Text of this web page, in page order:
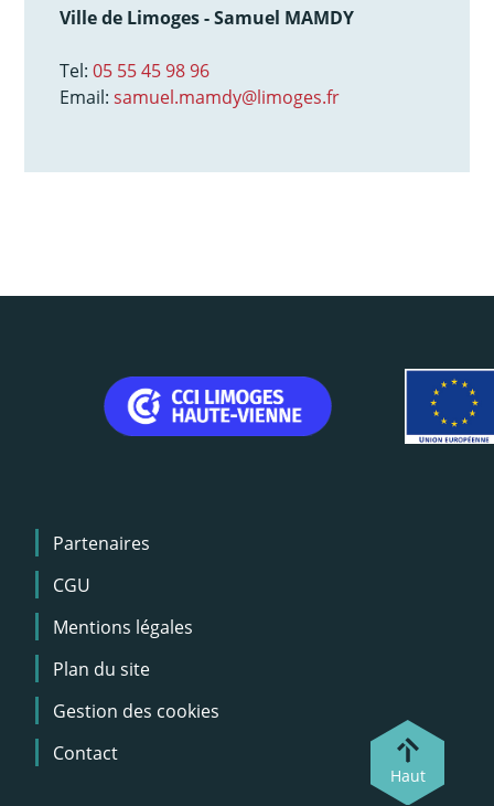
Ville de Limoges - Samuel MAMDY
Tel:05 55 45 98 96
Email:samuel.mamdy@limoges.fr
Menu
Pied
de
page
Partenaires
CGU
Mentions légales
Plan du site
Gestion des cookies
Contact
Haut